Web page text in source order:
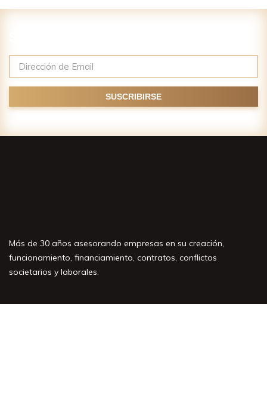
Más de 30 años asesorando empresas en su creación,
funcionamiento, financiamiento, contratos, conflictos
societarios y laborales.